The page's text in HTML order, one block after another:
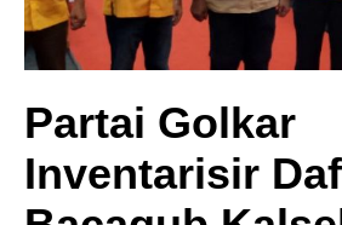
Partai Golkar
Inventarisir